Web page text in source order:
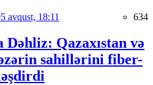
avqust, 18:11 634
Dəhliz: Qazaxıstan və
sahillərini fiber-